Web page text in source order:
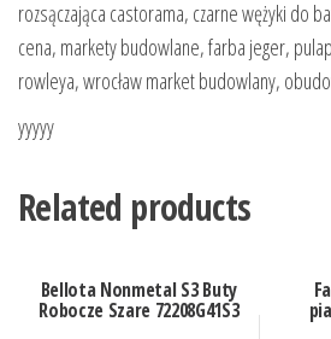
rozsączająca castorama, czarne wężyki do
cena, markety budowlane, farba jeger,
rowleya, wrocław market budowlany,
yyyyy
Related products
Bellota Nonmetal S3 Buty
Robocze Szare 72208G41S3